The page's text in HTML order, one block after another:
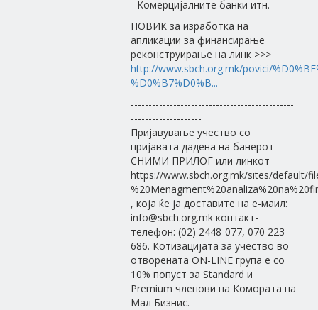
- Комерцијалните банки итн.
ПОВИК за изработка на
апликации за финансирање
реконструирање на линк >>>
http://www.sbch.org.mk/povici/
%D0%B7%D0%B...
----------------------------------------------
--------------------
Пријавување учество со
пријавата дадена на банерот
СНИМИ ПРИЛОГ или линкот
https://www.sbch.org.mk/sites/default/
, која ќе ja доставите на е-маил:
info@sbch.org.mk контакт-
телефон: (02) 2448-077, 070 223
686. Котизацијата за учество во
отворената ON-LINE група е со
10% попуст за Standard и
Premium членови на Комората на
Мал Бизнис.